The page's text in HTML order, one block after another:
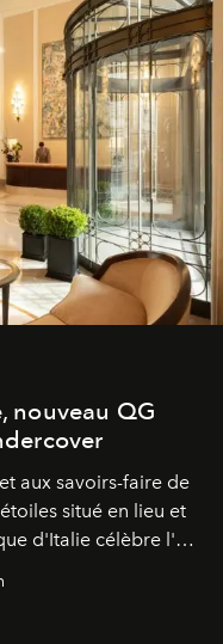
nouveau QG
aux savoirs-faire de
situé en lieu et
d'Italie célèbre l'art
intemporelle.